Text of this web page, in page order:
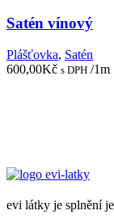
Satén vínový
Plášťovka, Satén
600,00Kč s DPH /1m
evi látky je splnění